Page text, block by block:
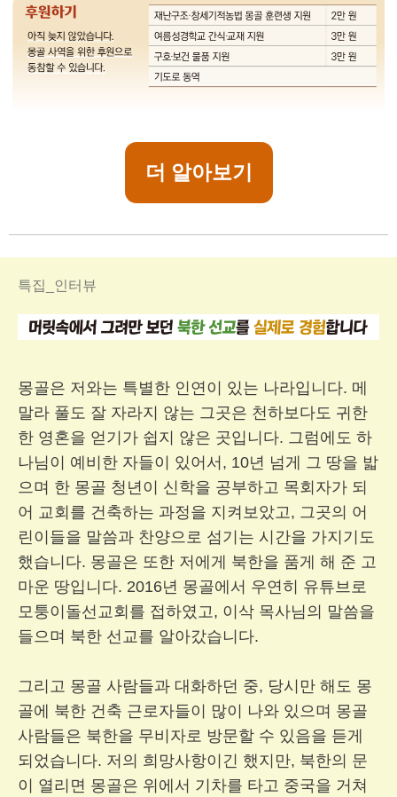
더 알아보기
특집_인터뷰
몽골은 저와는 특별한 인연이 있는 나라입니다. 메
말라 풀도 잘 자라지 않는 그곳은 천하보다도 귀한
한 영혼을 얻기가 쉽지 않은 곳입니다. 그럼에도 하
나님이 예비한 자들이 있어서, 10년 넘게 그 땅을 밟
으며 한 몽골 청년이 신학을 공부하고 목회자가 되
어 교회를 건축하는 과정을 지켜보았고, 그곳의 어
린이들을 말씀과 찬양으로 섬기는 시간을 가지기도
했습니다. 몽골은 또한 저에게 북한을 품게 해 준 고
마운 땅입니다. 2016년 몽골에서 우연히 유튜브로
모퉁이돌선교회를 접하였고, 이삭 목사님의 말씀을
들으며 북한 선교를 알아갔습니다.
그리고 몽골 사람들과 대화하던 중, 당시만 해도 몽
골에 북한 건축 근로자들이 많이 나와 있으며 몽골
사람들은 북한을 무비자로 방문할 수 있음을 듣게
되었습니다. 저의 희망사항이긴 했지만, 북한의 문
이 열리면 몽골은 위에서 기차를 타고 중국을 거쳐